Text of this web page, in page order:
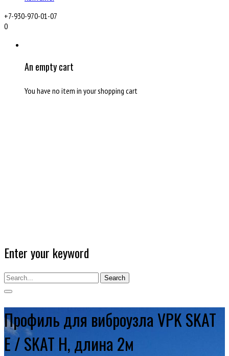
+7-930-970-01-07
0
An empty cart
You have no item in your shopping cart
Enter your keyword
Search
Профиль для виброузла VPK SKAT
E / SKAT H, длина 2м